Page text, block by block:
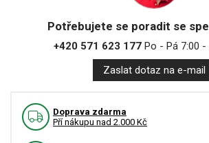
Potřebujete se poradit se
+420 571 623 177Po - Pá 7:00 -
Zaslat dotaz na e-mail
Doprava zdarma
Pří nákupu nad 2.000 Kč